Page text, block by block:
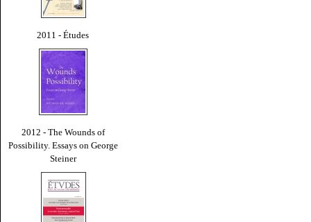
2011 - Études
2012 - The Wounds of
Possibility. Essays on George
Steiner